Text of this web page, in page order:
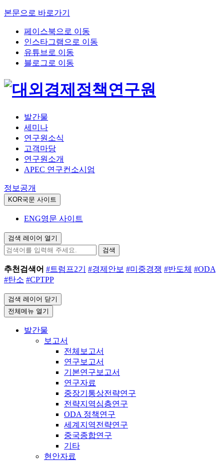
본문으로 바로가기
페이스북으로 이동
인스타그램으로 이동
유튜브로 이동
블로그로 이동
발간물
세미나
연구원소식
고객마당
연구원소개
APEC 연구컨소시엄
정보공개
KOR국문 사이트
ENG영문 사이트
검색 레이어 열기
검색
추천검색어 #트럼프2기 #경제안보 #미중경쟁 #반도체 #ODA
#탄소 #CPTPP
검색 레이어 닫기
전체메뉴 열기
발간물
보고서
전체보고서
연구보고서
기본연구보고서
연구자료
중장기통상전략연구
전략지역심층연구
ODA 정책연구
세계지역전략연구
중국종합연구
기타
현안자료